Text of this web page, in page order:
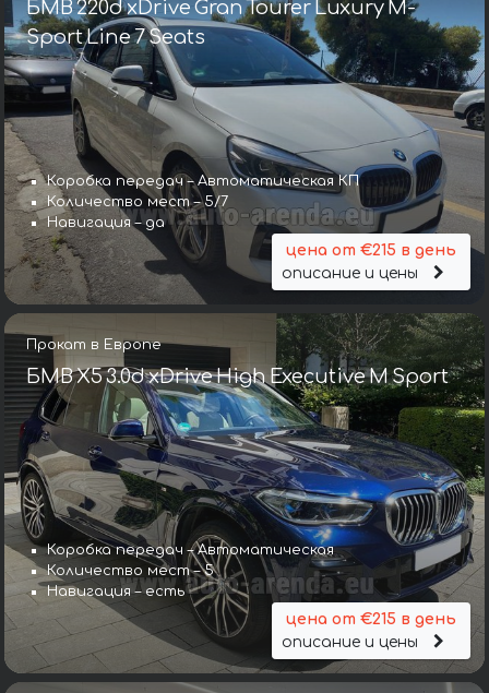
БМВ 220d xDrive Gran Tourer Luxury M-
Sport Line 7 Seats
Коробка передач – Автоматическая КП
Количество мест – 5/7
Навигация – да
цена от €215 в день
описание и цены
Прокат в Европе
БМВ X5 3.0d xDrive High Executive M Sport
Коробка передач – Автоматическая
Количество мест – 5
Навигация – есть
цена от €215 в день
описание и цены